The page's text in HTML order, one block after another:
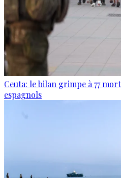
Ceuta: le bilan grimpe à 77
espagnols